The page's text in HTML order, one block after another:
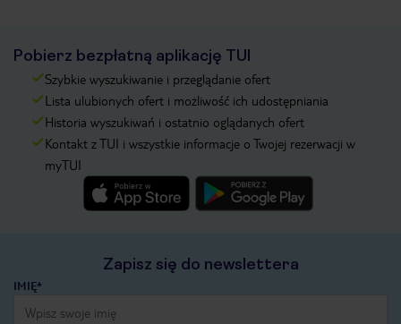
Pobierz bezpłatną aplikację TUI
Szybkie wyszukiwanie i przeglądanie ofert
Lista ulubionych ofert i możliwość ich udostępniania
Historia wyszukiwań i ostatnio oglądanych ofert
Kontakt z TUI i wszystkie informacje o Twojej rezerwacji w
myTUI
Zapisz się do newslettera
IMIĘ*